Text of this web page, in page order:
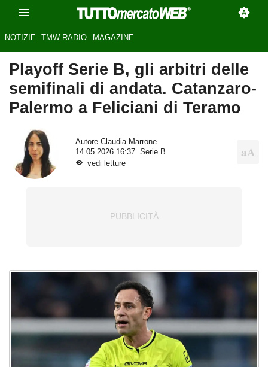
NOTIZIE TMW RADIO MAGAZINE
Playoff Serie B, gli arbitri delle
semifinali di andata. Catanzaro-
Palermo a Feliciani di Teramo
Autore Claudia Marrone
14.05.2026 16:37
Serie B
vedi letture